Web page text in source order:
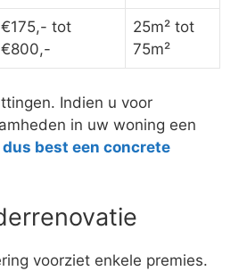
€175,- tot
€800,-
25m² tot
75m²
Indien u voor
in uw woning een
best een concrete
voorziet enkele premies.